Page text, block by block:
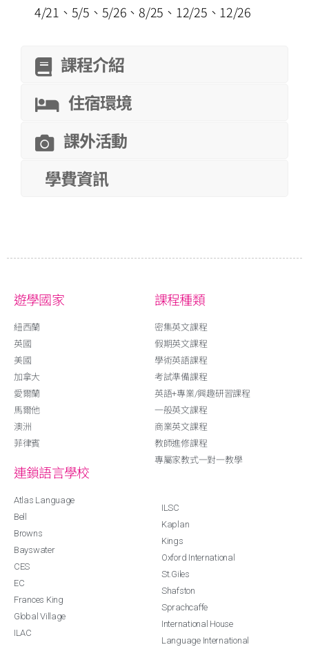
4/21、5/5、5/26、8/25、12/25、12/26
課程介紹
住宿環境
課外活動
學費資訊
遊學國家
紐西蘭
英國
美國
加拿大
愛爾蘭
馬爾他
澳洲
菲律賓
課程種類
密集英文課程
假期英文課程
學術英語課程
考試準備課程
英語+專業/興趣研習課程
一般英文課程
商業英文課程
教師進修課程
專屬家教式一對一教學
連鎖語言學校
Atlas Language
Bell
Browns
Bayswater
CES
EC
Frances King
Global Village
ILAC
ILSC
Kaplan
Kings
Oxford International
St.Giles
Shafston
Sprachcaffe
International House
Language International